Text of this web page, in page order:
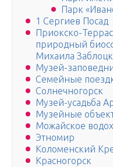
Парк
1 Сергиев Посад
Приокско-
природный
Михаила
Музей-
Семейные
Солнечногорск
Музей-усадьба
Музейные
Можайское
Этномир
Коломенский
Красногорск